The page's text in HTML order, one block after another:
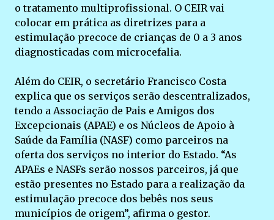
o tratamento multiprofissional. O CEIR vai
colocar em prática as diretrizes para a
estimulação precoce de crianças de 0 a 3 anos
diagnosticadas com microcefalia.
Além do CEIR, o secretário Francisco Costa
explica que os serviços serão descentralizados,
tendo a Associação de Pais e Amigos dos
Excepcionais (APAE) e os Núcleos de Apoio à
Saúde da Família (NASF) como parceiros na
oferta dos serviços no interior do Estado. “As
APAEs e NASFs serão nossos parceiros, já que
estão presentes no Estado para a realização da
estimulação precoce dos bebês nos seus
municípios de origem”, afirma o gestor.